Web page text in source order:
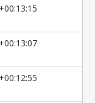
+00:13:15
+00:13:07
+00:12:55